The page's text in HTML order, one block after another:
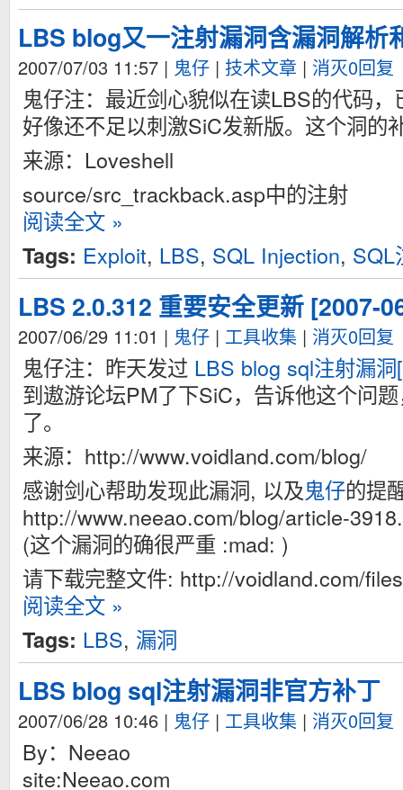
LBS blog又一注射漏洞含漏洞解析
2007/07/03 11:57 | 鬼仔 | 技术文章 | 消灭0回复
鬼仔注：最近剑心貌似在读LBS的代码
好像还不足以刺激SiC发新版。这个洞的
来源：Loveshell
source/src_trackback.asp中的注射
阅读全文 »
Tags: Exploit, LBS, SQL Injection, SQL
LBS 2.0.312 重要安全更新 [2007-
2007/06/29 11:01 | 鬼仔 | 工具收集 | 消灭0回复
鬼仔注：昨天发过 LBS blog sql注射漏
到遨游论坛PM了下SiC，告诉他这个问
了。
来源：http://www.voidland.com/blog/
感谢剑心帮助发现此漏洞, 以及鬼仔的提
http://www.neeao.com/blog/article-
(这个漏洞的确很严重 :mad: )
请下载完整文件: http://voidland.com/
阅读全文 »
Tags: LBS, 漏洞
LBS blog sql注射漏洞非官方补丁
2007/06/28 10:46 | 鬼仔 | 工具收集 | 消灭0回复
By：Neeao
site:Neeao.com